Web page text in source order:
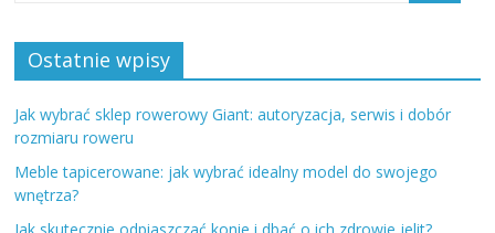
Ostatnie wpisy
Jak wybrać sklep rowerowy Giant: autoryzacja, serwis i dobór
rozmiaru roweru
Meble tapicerowane: jak wybrać idealny model do swojego
wnętrza?